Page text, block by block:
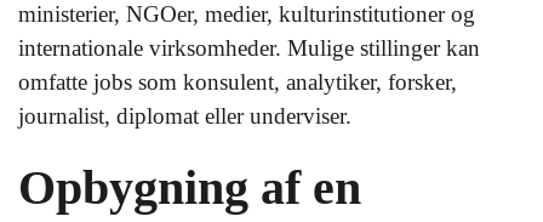
ministerier, NGOer, medier, kulturinstitutioner og
internationale virksomheder. Mulige stillinger kan
omfatte jobs som konsulent, analytiker, forsker,
journalist, diplomat eller underviser.
Opbygning af en